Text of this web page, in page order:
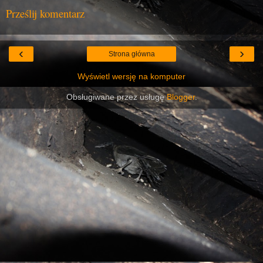
Prześlij komentarz
‹ ›
Strona główna
Wyświetl wersję na komputer
Obsługiwane przez usługęBlogger.